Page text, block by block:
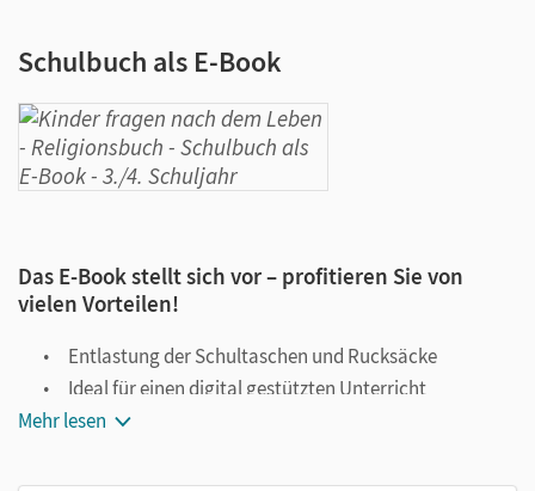
Schulbuch als E-Book
Das E-Book stellt sich vor – profitieren Sie von
vielen Vorteilen!
Entlastung der Schultaschen und Rucksäcke
Ideal für einen digital gestützten Unterricht
Notiz- und Markierungsmöglichkeit
Mehr lesen